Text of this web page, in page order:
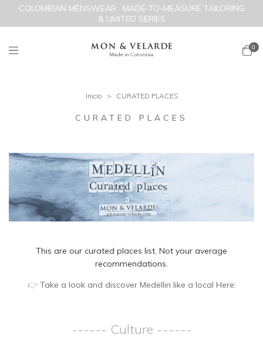
COLOMBIAN MENSWEAR · MADE-TO-MEASURE TAILORING
& LIMITED SERIES
0
Inicio > CURATED PLACES
CURATED PLACES
This are our curated places list. Not your average
recommendations.
👉 Take a look and discover Medellin like a local Here:
------ Culture ------